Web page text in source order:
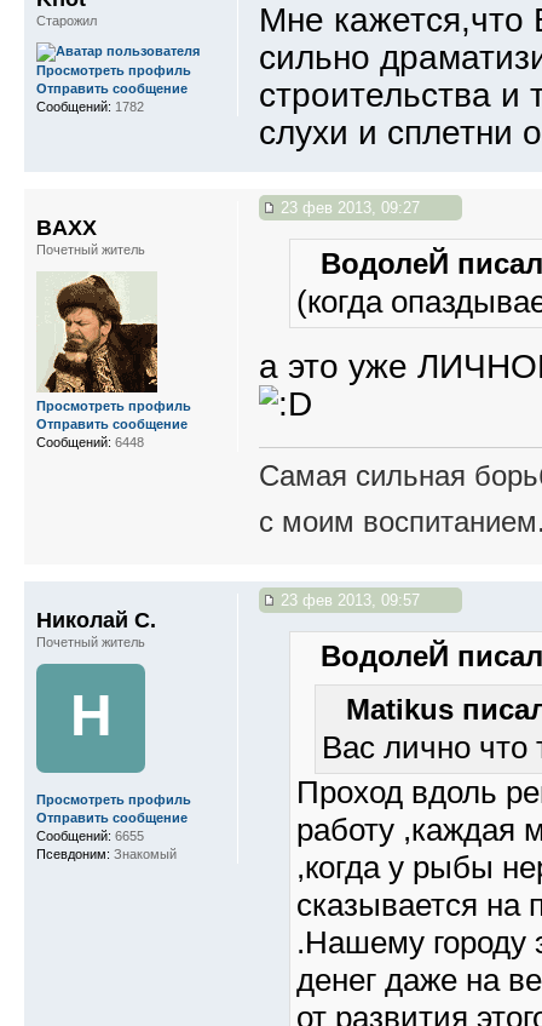
Мне кажется,что
сильно
строительства и
слухи и сплетни
Старожил
Просмотреть профиль
Отправить сообщение
Сообщений: 1782
23 фев 2013, 09:27
ВодолеЙ
(когда
а это уже
Самая сильная
с моим
BAXX
Почетный житель
Просмотреть профиль
Отправить сообщение
Сообщений: 6448
23 фев 2013, 09:57
ВодолеЙ
Matikus
Вас лично что
Проход вдоль
работу ,каждая
,когда у рыбы
сказывается на
.Нашему городу
денег даже на
от развития
Николай С.
Почетный житель
Н
Просмотреть профиль
Отправить сообщение
Сообщений: 6655
Псевдоним: Знакомый